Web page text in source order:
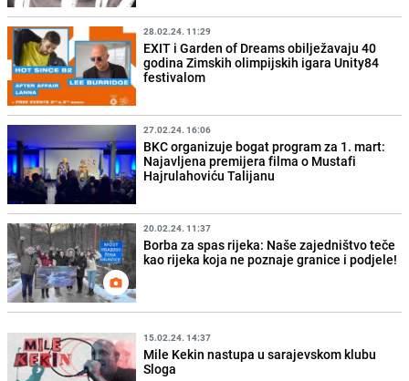
28.02.24. 11:29
EXIT i Garden of Dreams obilježavaju 40
godina Zimskih olimpijskih igara Unity84
festivalom
27.02.24. 16:06
BKC organizuje bogat program za 1. mart:
Najavljena premijera filma o Mustafi
Hajrulahoviću Talijanu
20.02.24. 11:37
Borba za spas rijeka: Naše zajedništvo teče
kao rijeka koja ne poznaje granice i podjele!
15.02.24. 14:37
Mile Kekin nastupa u sarajevskom klubu
Sloga